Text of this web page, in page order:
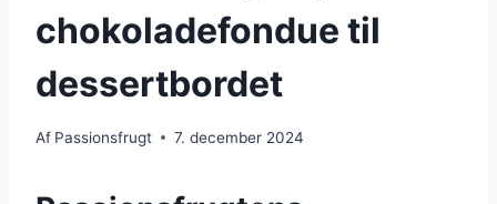
chokoladefondue til
dessertbordet
Af Passionsfrugt 7. december 2024